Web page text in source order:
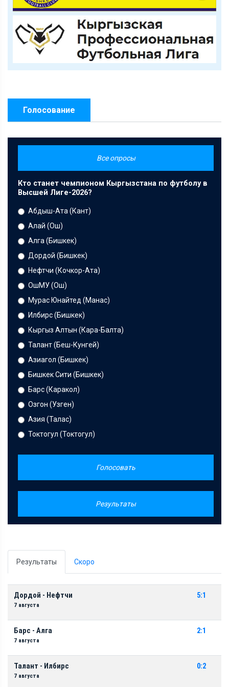
Голосование
Все опросы
Кто станет чемпионом Кыргызстана по футболу в
Высшей Лиге-2026?
Абдыш-Ата (Кант)
Алай (Ош)
Алга (Бишкек)
Дордой (Бишкек)
Нефтчи (Кочкор-Ата)
ОшМУ (Ош)
Мурас Юнайтед (Манас)
Илбирс (Бишкек)
Кыргыз Алтын (Кара-Балта)
Талант (Беш-Кунгей)
Азиагол (Бишкек)
Бишкек Сити (Бишкек)
Барс (Каракол)
Озгон (Узген)
Азия (Талас)
Токтогул (Токтогул)
Голосовать
Результаты
Результаты Скоро
Дордой - Нефтчи
7 августа
5:1
Барс - Алга
7 августа
2:1
Талант - Илбирс
7 августа
0:2